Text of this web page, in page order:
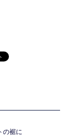
の裾に